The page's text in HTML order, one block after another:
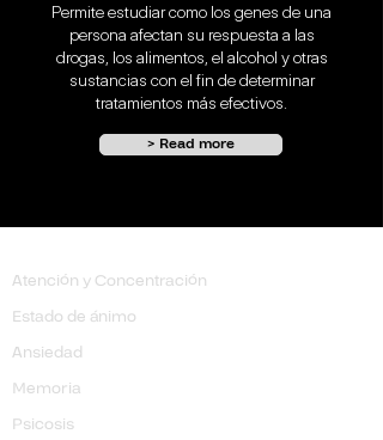
Permite estudiar como los genes de una
persona afectan su respuesta a las
drogas, los alimentos, el alcohol y otras
sustancias con el fin de determinar
tratamientos más efectivos.
> Read more
Atención y Concentración
Estado de ánimo
Ansiedad
Memoria
Psicosis